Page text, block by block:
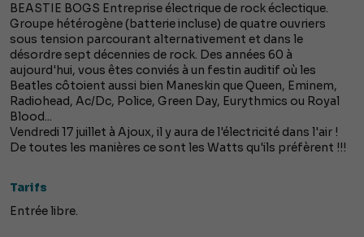
BEASTIE BOGS Entreprise électrique de rock éclectique.
Groupe hétérogène (batterie incluse) de quatre ouvriers
sous tension parcourant alternativement et dans le
désordre sept décennies de rock. Des années 60 à
aujourd'hui, vous êtes conviés à un festin auditif où les
Beatles côtoient aussi bien Maneskin que Queen, Eminem,
Radiohead, Ac/Dc, Police, Green Day, Eurythmics ou Royal
Blood...
Vendredi 17 juillet à Ajoux, il y aura de l'électricité dans l'air !
De toutes les manières ce sont les Watts qu'ils préfèrent !!!
Tarifs
Entrée libre.